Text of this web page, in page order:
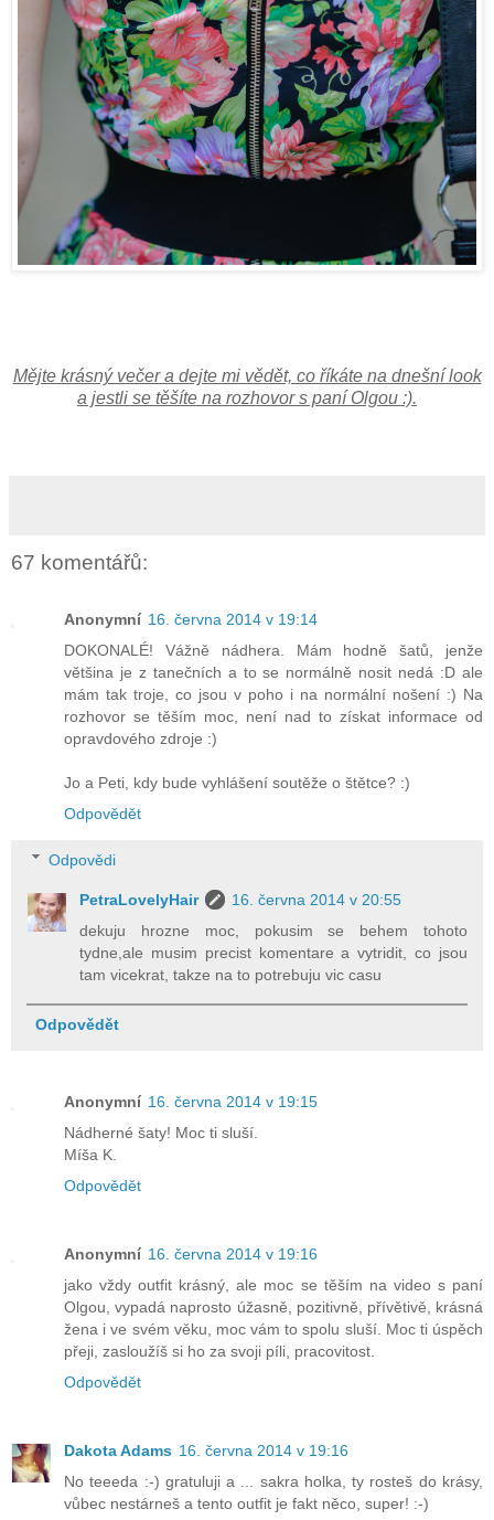
Mějte krásný večer a dejte mi vědět, co říkáte na dnešní look
a jestli se těšíte na rozhovor s paní Olgou :).
67 komentářů:
Anonymní 16. června 2014 v 19:14
DOKONALÉ! Vážně nádhera. Mám hodně šatů, jenže
většina je z tanečních a to se normálně nosit nedá :D ale
mám tak troje, co jsou v poho i na normální nošení :) Na
rozhovor se těším moc, není nad to získat informace od
opravdového zdroje :)
Jo a Peti, kdy bude vyhlášení soutěže o štětce? :)
Odpovědět
Odpovědi
PetraLovelyHair
16. června 2014 v 20:55
dekuju hrozne moc, pokusim se behem tohoto
tydne,ale musim precist komentare a vytridit, co jsou
tam vicekrat, takze na to potrebuju vic casu
Odpovědět
Anonymní 16. června 2014 v 19:15
Nádherné šaty! Moc ti sluší.
Míša K.
Odpovědět
Anonymní 16. června 2014 v 19:16
jako vždy outfit krásný, ale moc se těším na video s paní
Olgou, vypadá naprosto úžasně, pozitivně, přívětivě, krásná
žena i ve svém věku, moc vám to spolu sluší. Moc ti úspěch
přeji, zasloužíš si ho za svoji píli, pracovitost.
Odpovědět
Dakota Adams 16. června 2014 v 19:16
No teeeda :-) gratuluji a ... sakra holka, ty rosteš do krásy,
vůbec nestárneš a tento outfit je fakt něco, super! :-)